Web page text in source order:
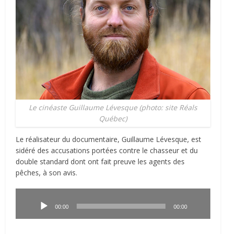
Le cinéaste Guillaume Lévesque (photo: site Réals
Québec)
Le réalisateur du documentaire, Guillaume Lévesque, est
sidéré des accusations portées contre le chasseur et du
double standard dont ont fait preuve les agents des
pêches, à son avis.
00:00 00:00